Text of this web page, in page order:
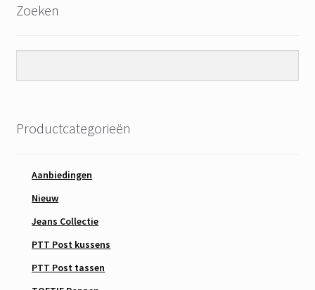
Zoeken
Productcategorieën
Aanbiedingen
Nieuw
Jeans Collectie
PTT Post kussens
PTT Post tassen